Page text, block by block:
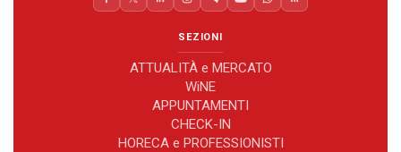
SEZIONI
ATTUALITÀ e MERCATO
WiNE
APPUNTAMENTI
CHECK-IN
HORECA e PROFESSIONISTI